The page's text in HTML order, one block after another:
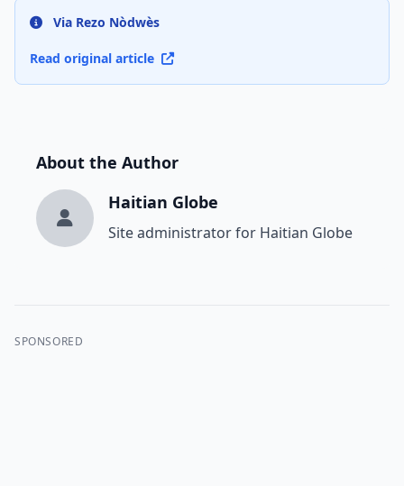
Via Rezo Nòdwès
Read original article
About the Author
Haitian Globe
Site administrator for Haitian Globe
SPONSORED